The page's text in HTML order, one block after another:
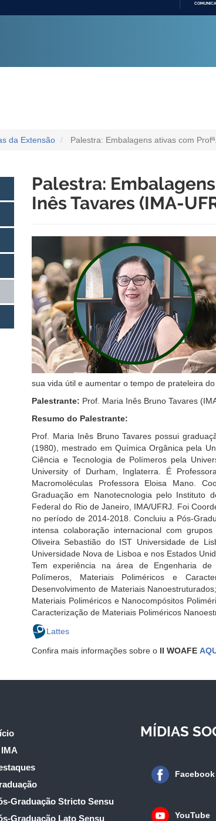
da Extensão Palestra: Embalagens ativas com
Palestra:
Inês Tavares (IMA-
sua vida útil e aumentar o tempo de prateleira
Palestrante: Prof. Maria Inês Bruno Tavares
Resumo do Palestrante:
Prof. Maria Inês Bruno Tavares possui
(1980), mestrado em Química Orgânica pela
Ciência e Tecnologia de Polímeros pela
University of Durham, Inglaterra. É
Macromoléculas Professora Eloisa Mano.
Graduação em Nanotecnologia pelo Instituto
Federal do Rio de Janeiro, IMA/UFRJ. Foi
no período de 2014-2018. Concluiu a Pós-
intensa colaboração internacional com
Oliveira Sebastião do IST Universidade de
Universidade Nova de Lisboa e nos Estados
Tem experiência na área de Engenharia
Polímeros, Materiais Poliméricos e
Desenvolvimento de Materiais
Materiais Poliméricos e Nanocompósitos
Caracterização de Materiais Poliméricos
Lattes
Confira mais informações sobre o II WOAFE
Graduação Stricto Sensu
Graduação Lato Sensu
MÍDIAS
Facebook
YouTube